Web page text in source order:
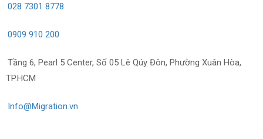
028 7301 8778
0909 910 200
Tầng 6, Pearl 5 Center, Số 05 Lê Qúy Đôn, Phường Xuân Hòa,
TP.HCM
Info@Migration.vn